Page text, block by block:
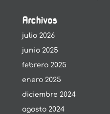
Archivos
julio 2026
junio 2025
febrero 2025
enero 2025
diciembre 2024
agosto 2024